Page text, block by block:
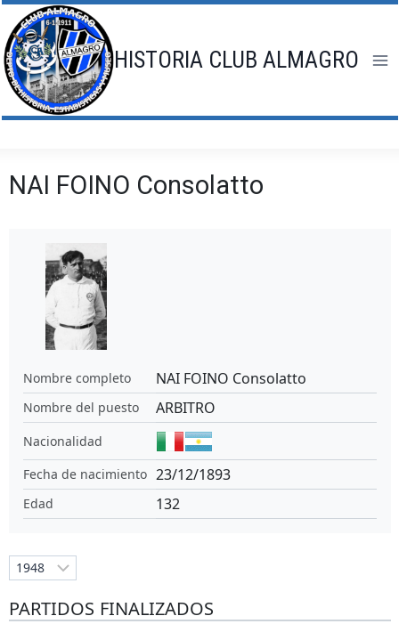
Saltar
al
contenido
HISTORIA CLUB ALMAGRO
NAI FOINO Consolatto
Nombre completo NAI FOINO Consolatto
Nombre del puesto ARBITRO
Nacionalidad
Fecha de nacimiento 23/12/1893
Edad 132
PARTIDOS FINALIZADOS